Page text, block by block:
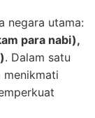
negara utama:
para nabi),
. Dalam satu
menikmati